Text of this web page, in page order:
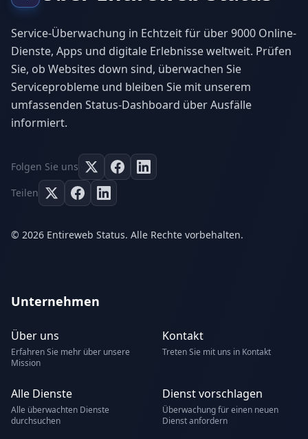
Service-Überwachung in Echtzeit für über 9000 Online-
Dienste, Apps und digitale Erlebnisse weltweit. Prüfen
Sie, ob Websites down sind, überwachen Sie
Serviceprobleme und bleiben Sie mit unserem
umfassenden Status-Dashboard über Ausfälle
informiert.
Folgen Sie uns
Teilen
© 2026 Entireweb Status. Alle Rechte vorbehalten.
Unternehmen
Über uns
Erfahren Sie mehr über unsere
Mission
Kontakt
Treten Sie mit uns in Kontakt
Alle Dienste
Alle überwachten Dienste
durchsuchen
Dienst vorschlagen
Überwachung für einen neuen
Dienst anfordern